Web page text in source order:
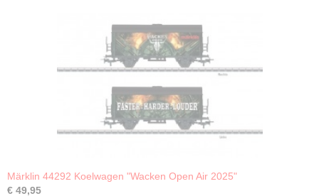
Märklin 44292 Koelwagen "Wacken Open Air 2025"
€ 49,95